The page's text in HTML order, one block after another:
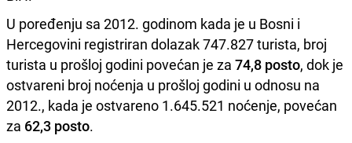
U poređenju sa 2012. godinom kada je u Bosni i
Hercegovini registriran dolazak 747.827 turista, broj
turista u prošloj godini povećan je za 74,8 posto, dok je
ostvareni broj noćenja u prošloj godini u odnosu na
2012., kada je ostvareno 1.645.521 noćenje, povećan
za 62,3 posto.